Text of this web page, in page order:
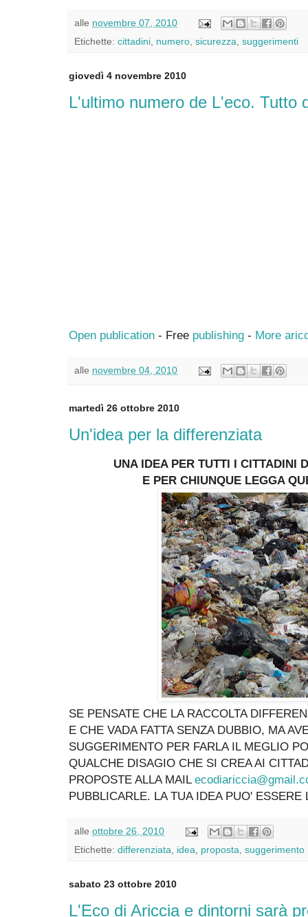
alle novembre 07, 2010
Etichette: cittadini, numero, sicurezza, suggerimenti
giovedì 4 novembre 2010
L'ultimo numero de L'eco. Tutto
Open publication - Free publishing - More
alle novembre 04, 2010
martedì 26 ottobre 2010
Un'idea per la differenziata
UNA IDEA PER TUTTI I CITTADINI
E PER CHIUNQUE LEGGA
SE PENSATE CHE LA RACCOLTA
E CHE VADA FATTA SENZA DUBBIO, MA
SUGGERIMENTO PER FARLA IL MEGLIO
QUALCHE DISAGIO CHE SI CREA AI
PROPOSTE ALLA MAIL
PUBBLICARLE. LA TUA IDEA PUO' ESSERE
alle ottobre 26, 2010
Etichette: differenziata, idea, proposta, suggerimento
sabato 23 ottobre 2010
L'Eco di Ariccia e dintorni sarà